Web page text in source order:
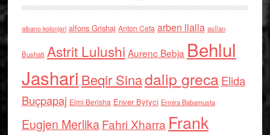
albano kolonjari alfons Grishaj Anton Cefa arben llalla asllan
Bushati Astrit Lulushi Aurenc Bebja Behlul
Jashari Beqir Sinadalip grecaElida
Buçpapaj Elmi Berisha Enver Bytyci Ermira Babamusta
Eugjen MerlikaFahri Xharra Frank